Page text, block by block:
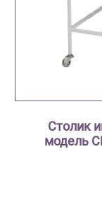
Столик
модель